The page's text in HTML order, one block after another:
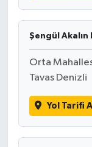
Şengül Akalın
Orta
Tavas Denizli
Yol Tarifi Al